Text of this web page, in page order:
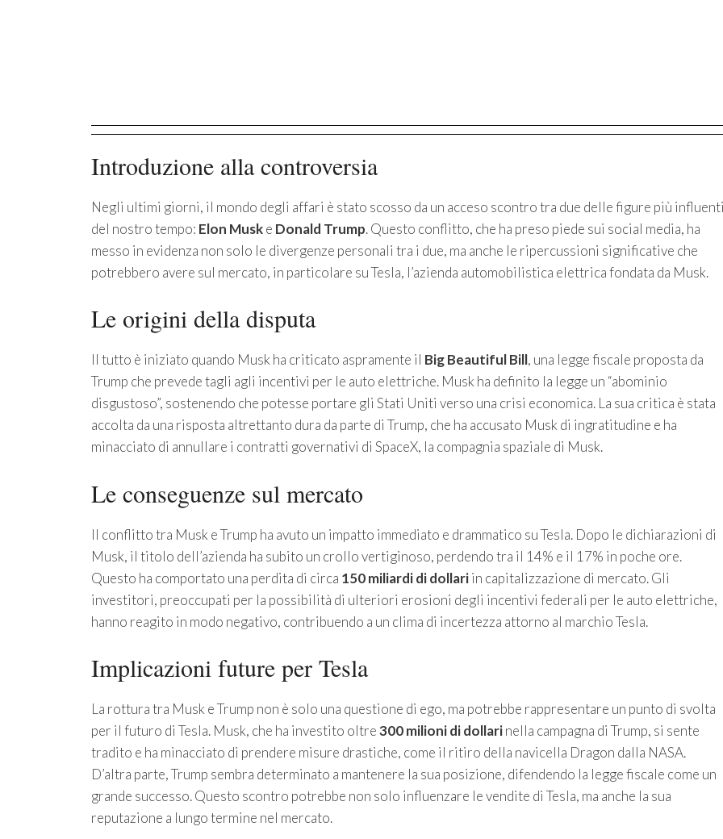
Introduzione alla controversia
Negli ultimi giorni, il mondo degli affari è stato scosso da un acceso scontro tra due delle figure più
del nostro tempo: Elon Muske Donald Trump. Questo conflitto, che ha preso piede sui social media, ha
messo in evidenza non solo le divergenze personali tra i due, ma anche le ripercussioni significative che
potrebbero avere sul mercato, in particolare su Tesla, l’azienda automobilistica elettrica fondata da Musk.
Le origini della disputa
Il tutto è iniziato quando Musk ha criticato aspramente il Big Beautiful Bill, una legge fiscale proposta da
Trump che prevede tagli agli incentivi per le auto elettriche. Musk ha definito la legge un “abominio
disgustoso”, sostenendo che potesse portare gli Stati Uniti verso una crisi economica. La sua critica è stata
accolta da una risposta altrettanto dura da parte di Trump, che ha accusato Musk di ingratitudine e ha
minacciato di annullare i contratti governativi di SpaceX, la compagnia spaziale di Musk.
Le conseguenze sul mercato
Il conflitto tra Musk e Trump ha avuto un impatto immediato e drammatico su Tesla. Dopo le dichiarazioni di
Musk, il titolo dell’azienda ha subito un crollo vertiginoso, perdendo tra il 14% e il 17% in poche ore.
Questo ha comportato una perdita di circa 150 miliardi di dollariin capitalizzazione di mercato. Gli
investitori, preoccupati per la possibilità di ulteriori erosioni degli incentivi federali per le auto elettriche,
hanno reagito in modo negativo, contribuendo a un clima di incertezza attorno al marchio Tesla.
Implicazioni future per Tesla
La rottura tra Musk e Trump non è solo una questione di ego, ma potrebbe rappresentare un punto di svolta
per il futuro di Tesla. Musk, che ha investito oltre300 milioni di dollarinella campagna di Trump, si sente
tradito e ha minacciato di prendere misure drastiche, come il ritiro della navicella Dragon dalla NASA.
D’altra parte, Trump sembra determinato a mantenere la sua posizione, difendendo la legge fiscale come un
grande successo. Questo scontro potrebbe non solo influenzare le vendite di Tesla, ma anche la sua
reputazione a lungo termine nel mercato.